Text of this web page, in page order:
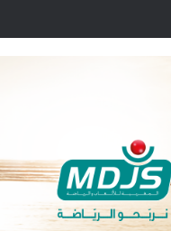
فيريرا يقترب من الجراحة بعد